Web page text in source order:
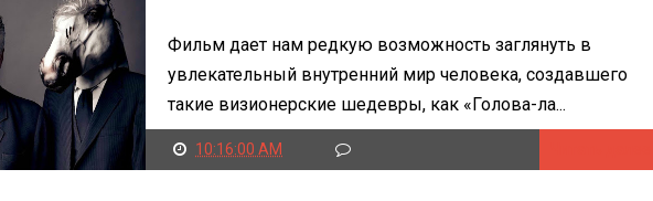
Фильм дает нам редкую возможность заглянуть в
увлекательный внутренний мир человека, создавшего
такие визионерские шедевры, как «Голова-ла...
10:16:00 AM